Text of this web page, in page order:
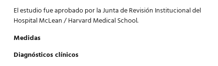
El estudio fue aprobado por la Junta de Revisión Institucional del
Hospital McLean / Harvard Medical School.
Medidas
Diagnósticos clínicos